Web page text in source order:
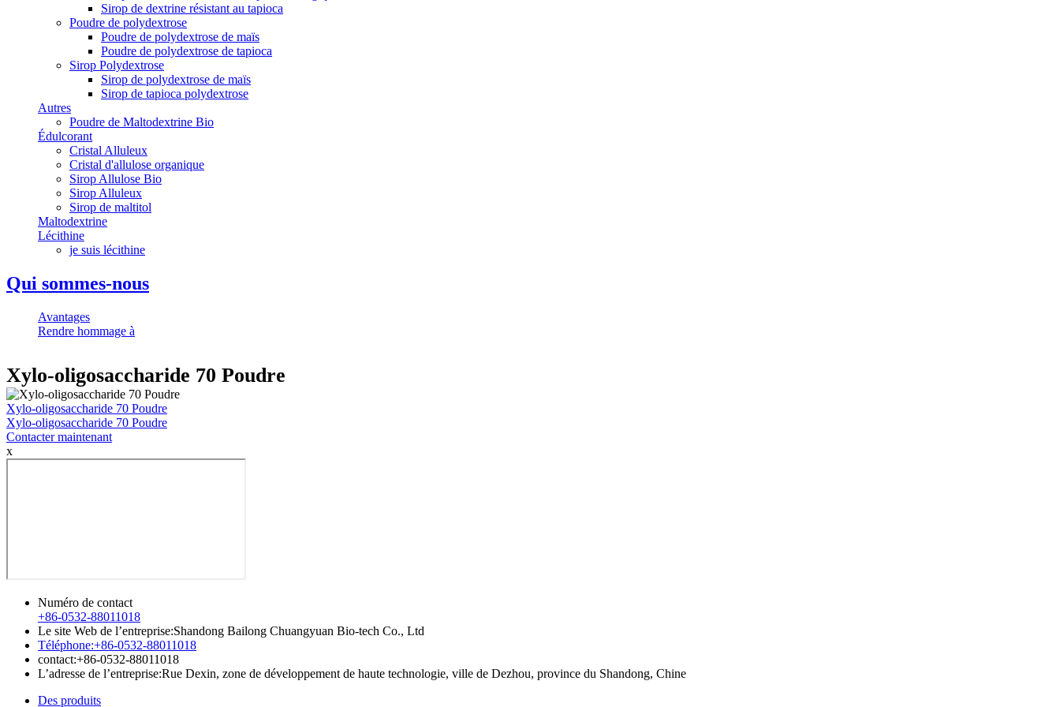
Sirop de dextrine résistant au tapioca
Poudre de polydextrose
Poudre de polydextrose de maïs
Poudre de polydextrose de tapioca
Sirop Polydextrose
Sirop de polydextrose de maïs
Sirop de tapioca polydextrose
Autres
Poudre de Maltodextrine Bio
Édulcorant
Cristal Alluleux
Cristal d'allulose organique
Sirop Allulose Bio
Sirop Alluleux
Sirop de maltitol
Maltodextrine
Lécithine
je suis lécithine
Qui sommes-nous
Avantages
Rendre hommage à
Xylo-oligosaccharide 70 Poudre
Xylo-oligosaccharide 70 Poudre
Xylo-oligosaccharide 70 Poudre
Contacter maintenant
x
Numéro de contact
+86-0532-88011018
Le site Web de l’entreprise:Shandong Bailong Chuangyuan Bio-tech Co., Ltd
Téléphone:+86-0532-88011018
contact:+86-0532-88011018
L’adresse de l’entreprise:Rue Dexin, zone de développement de haute technologie, ville de Dezhou, province du Shandong, Chine
Des produits